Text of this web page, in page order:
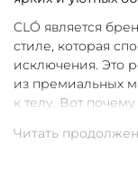
CLÓ является
стиле, которая
исключения. Это
из премиальных
к телу. Вот
продуманные